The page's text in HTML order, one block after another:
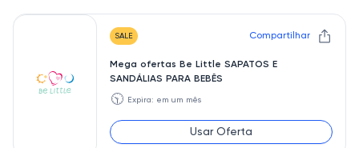
SALE Compartilhar
Mega ofertas Be Little SAPATOS E
SANDÁLIAS PARA BEBÊS
🕥 Expira: em um mês
Usar Oferta